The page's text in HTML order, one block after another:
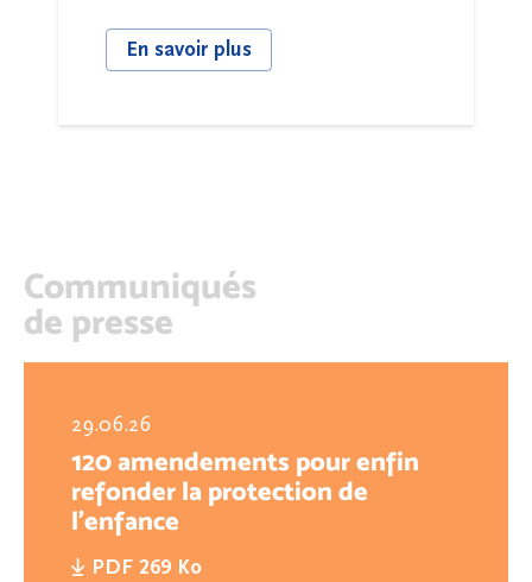
En savoir plus
Communiqués
de presse
29.06.26
120 amendements pour enfin
refonder la protection de
l'enfance
PDF 269 Ko